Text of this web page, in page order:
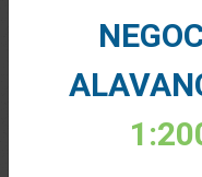
Spreads
Tenha